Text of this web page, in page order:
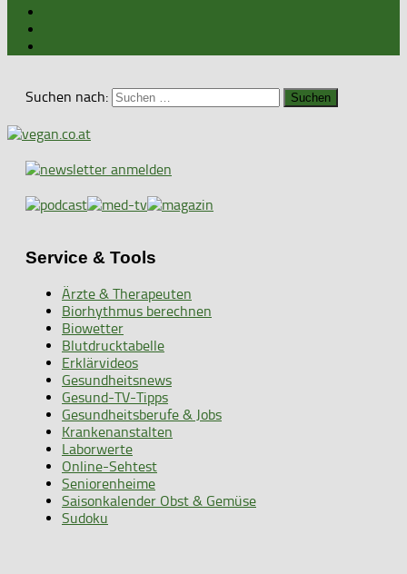
Suchen nach:
Service & Tools
Ärzte & Therapeuten
Biorhythmus berechnen
Biowetter
Blutdrucktabelle
Erklärvideos
Gesundheitsnews
Gesund-TV-Tipps
Gesundheitsberufe & Jobs
Krankenanstalten
Laborwerte
Online-Sehtest
Seniorenheime
Saisonkalender Obst & Gemüse
Sudoku